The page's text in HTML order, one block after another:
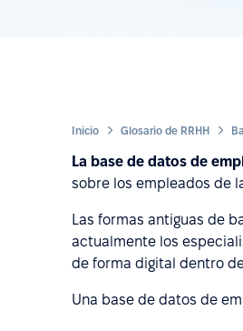
Inicio Glosario de RRHH
La base de datos de
sobre los empleados de
Las formas antiguas de
actualmente los
de forma digital dentro
Una base de datos de